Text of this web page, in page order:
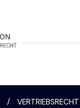
/
VERTRIEBSRECHT